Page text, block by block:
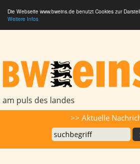
Die Webseite www.bweins.de benutzt Cookies zur
Weitere Infos
am puls des landes
>> Aktuelle